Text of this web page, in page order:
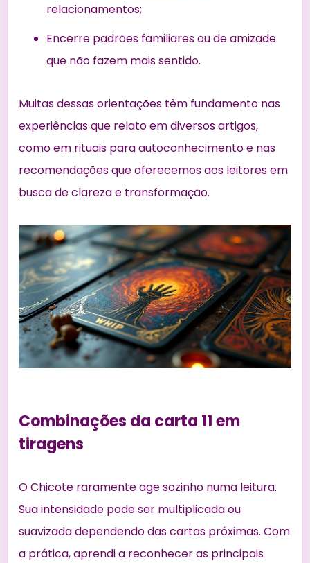
relacionamentos;
Encerre padrões familiares ou de amizade
que não fazem mais sentido.
Muitas dessas orientações têm fundamento nas
experiências que relato em diversos artigos,
como em rituais para autoconhecimentoe nas
recomendações que oferecemos aos leitores em
busca de clareza e transformação.
Combinações da carta 11 em
tiragens
O Chicote raramente age sozinho numa leitura.
Sua intensidade pode ser multiplicada ou
suavizada dependendo das cartas próximas. Com
a prática, aprendi a reconhecer as principais